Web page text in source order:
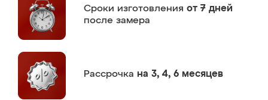
Сроки изготовления от 7 дней
после замера
Рассрочка на 3, 4, 6 месяцев